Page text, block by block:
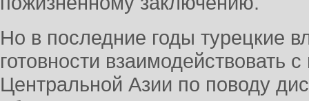
Но в последние годы турецкие
готовности взаимодействовать
Центральной Азии по поводу